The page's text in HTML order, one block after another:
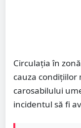
Circulația în
cauza condițiilor
carosabilului
incidentul să fi